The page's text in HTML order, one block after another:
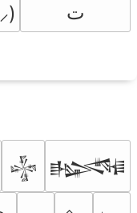
ﺕ
𒈔 𒈙